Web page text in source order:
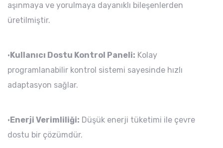
aşınmaya ve yorulmaya dayanıklı bileşenlerden
üretilmiştir.
•Kullanıcı Dostu Kontrol Paneli: Kolay
programlanabilir kontrol sistemi sayesinde hızlı
adaptasyon sağlar.
•Enerji Verimliliği: Düşük enerji tüketimi ile çevre
dostu bir çözümdür.